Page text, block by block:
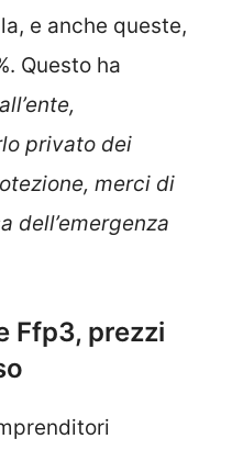
e anche queste,
Questo ha
privato dei
merci di
dell’emergenza
Ffp3, prezzi